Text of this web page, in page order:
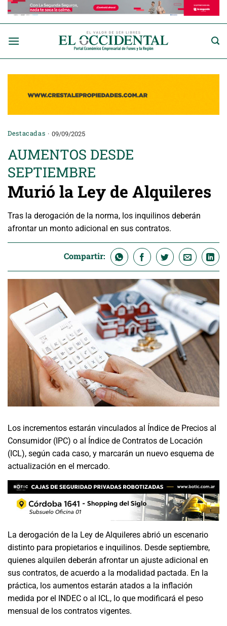
Saltar
Destacadas 09/09/2025
AUMENTOS DESDE
SEPTIEMBRE
Murió la Ley de Alquileres
Tras la derogación de la norma, los inquilinos deberán
afrontar un monto adicional en sus contratos.
Compartir:
Los incrementos estarán vinculados al Índice de Precios al
Consumidor (IPC) o al Índice de Contratos de Locación
(ICL), según cada caso, y marcarán un nuevo esquema de
actualización en el mercado.
La derogación de la Ley de Alquileres abrió un escenario
distinto para propietarios e inquilinos. Desde septiembre,
quienes alquilen deberán afrontar un ajuste adicional en
sus contratos, de acuerdo a la modalidad pactada. En la
práctica, los aumentos estarán atados a la inflación
medida por el INDEC o al ICL, lo que modificará el peso
mensual de los contratos vigentes.